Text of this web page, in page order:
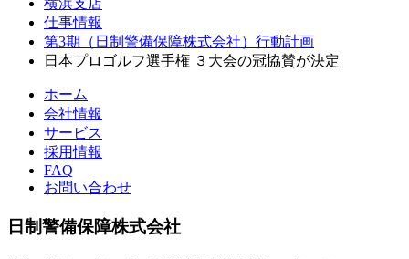
横浜支店
仕事情報
第3期（日制警備保障株式会社）行動計画
日本プロゴルフ選手権 ３大会の冠協賛が決定
ホーム
会社情報
サービス
採用情報
FAQ
お問い合わせ
日制警備保障株式会社